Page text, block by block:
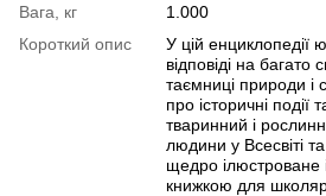
Вага, кг
1.000
Короткий опис
У цій енциклопедії
відповіді на
таємниці природи і
про історичні події
тваринний і
людини у Всесвіті
щедро ілюстроване
книжкою для